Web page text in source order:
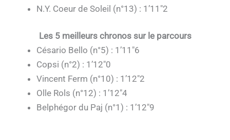
N.Y. Coeur de Soleil (n°13) : 1’11″2
Les 5 meilleurs chronos sur le parcours
Césario Bello (n°5) : 1’11″6
Copsi (n°2) : 1’12″0
Vincent Ferm (n°10) : 1’12″2
Olle Rols (n°12) : 1’12″4
Belphégor du Paj (n°1) : 1’12″9